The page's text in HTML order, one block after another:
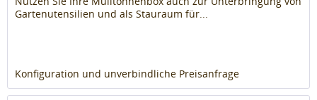
Gartenutensilien und als Stauraum für...
Konfiguration und unverbindliche Preisanfrage